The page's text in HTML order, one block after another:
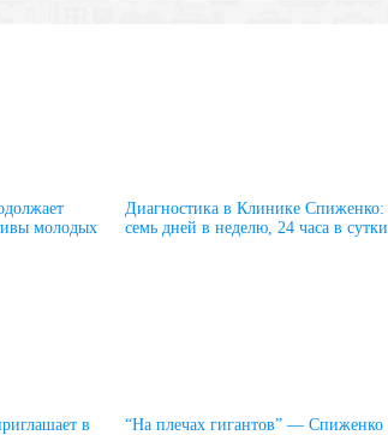
молодых
Диагностика в Клинике Спиженко:
семь дней в неделю, 24 часа в сутки
в
“На плечах гигантов” — Спиженко